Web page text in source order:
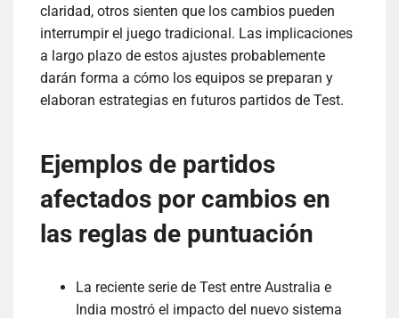
claridad, otros sienten que los cambios pueden
interrumpir el juego tradicional. Las implicaciones
a largo plazo de estos ajustes probablemente
darán forma a cómo los equipos se preparan y
elaboran estrategias en futuros partidos de Test.
Ejemplos de partidos
afectados por cambios en
las reglas de puntuación
La reciente serie de Test entre Australia e
India mostró el impacto del nuevo sistema